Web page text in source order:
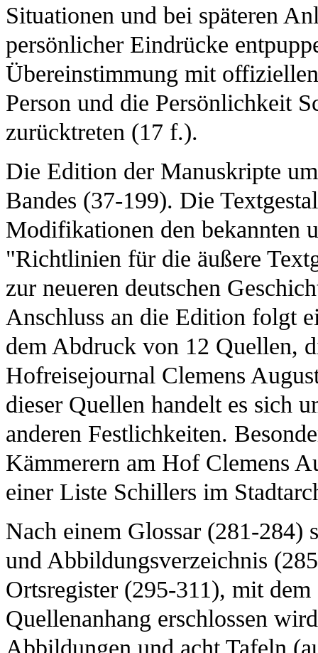
Situationen und bei späteren
persönlicher Eindrücke
Übereinstimmung mit
Person und die Persönlichkeit
zurücktreten (17 f.).
Die Edition der Manuskripte
Bandes (37-199). Die
Modifikationen den bekannten
"Richtlinien für die äußere
zur neueren deutschen
Anschluss an die Edition folgt
dem Abdruck von 12 Quellen,
Hofreisejournal Clemens
dieser Quellen handelt es sich
anderen Festlichkeiten.
Kämmerern am Hof Clemens
einer Liste Schillers im
Nach einem Glossar (281-284)
und Abbildungsverzeichnis
Ortsregister (295-311), mit
Quellenanhang erschlossen
Abbildungen und acht Tafeln